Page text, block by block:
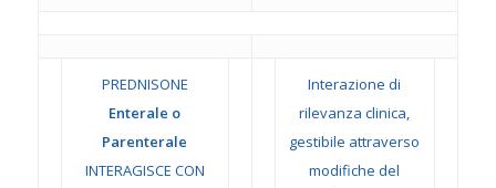
PREDNISONE
Enterale o
Parenterale
INTERAGISCE CON
Interazione di
rilevanza clinica,
gestibile attraverso
modifiche del